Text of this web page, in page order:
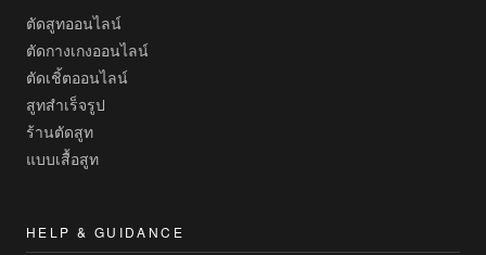
ตัดสูทออนไลน์
ตัดกางเกงออนไลน์
ตัดเชิ้ตออนไลน์
สูทสำเร็จรูป
ร้านตัดสูท
แบบเสื้อสูท
HELP & GUIDANCE